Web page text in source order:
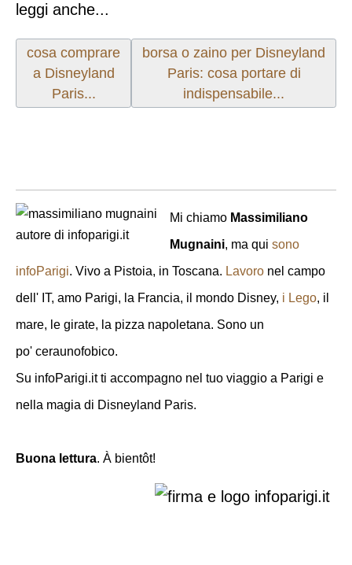
leggi anche...
Articolo precedente: cosa comprare a Disneyland
cosa comprare
a Disneyland
Paris...
Articolo successivo: borsa o
borsa o zaino per Disneyland
Paris: cosa portare di
indispensabile...
Mi chiamo Massimiliano
Mugnaini, ma qui sono
infoParigi. Vivo a Pistoia, in Toscana. Lavoro nel campo
dell' IT, amo Parigi, la Francia, il mondo Disney, i Lego, il
mare, le girate, la pizza napoletana. Sono un
po' ceraunofobico.
Su infoParigi.it ti accompagno nel tuo viaggio a Parigi e
nella magia di Disneyland Paris.
Buona lettura. À bientôt!